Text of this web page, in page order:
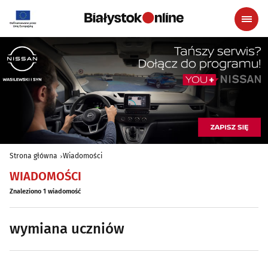
Strona główna Wiadomości
WIADOMOŚCI
Znaleziono 1 wiadomość
wymiana uczniów